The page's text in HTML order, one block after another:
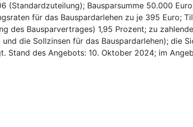
(Standardzuteilung); Bausparsumme 50.000
für das Bauspardarlehen zu je 395 Euro;
des Bausparvertrages) 1,95 Prozent; zu
die Sollzinsen für das Bauspardarlehen); die
des Angebots: 10. Oktober 2024; im